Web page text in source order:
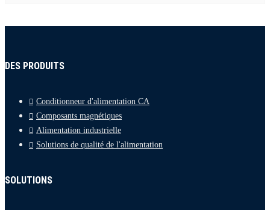
DES PRODUITS
Conditionneur d'alimentation CA
Composants magnétiques
Alimentation industrielle
Solutions de qualité de l'alimentation
SOLUTIONS